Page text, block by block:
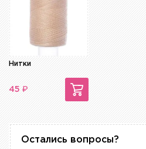
Нитки
45 ₽
Остались вопросы?